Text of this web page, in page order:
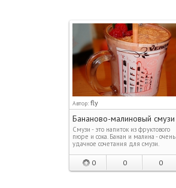
Автор: fly
Бананово-малиновый смузи
Смузи - это напиток из фруктового
пюре и сока. Банан и малина - очень
удачное сочетания для смузи.
0 0 0